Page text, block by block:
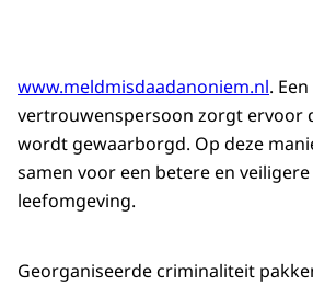
www.meldmisdaadanoniem.nl.
vertrouwenspersoon zorgt ervoor
wordt gewaarborgd. Op deze
samen voor een betere en
leefomgeving.
Georganiseerde criminaliteit